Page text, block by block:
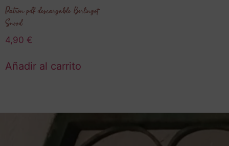
Patrón pdf descargable Berlingot
Snood
4,90 €
Añadir al carrito